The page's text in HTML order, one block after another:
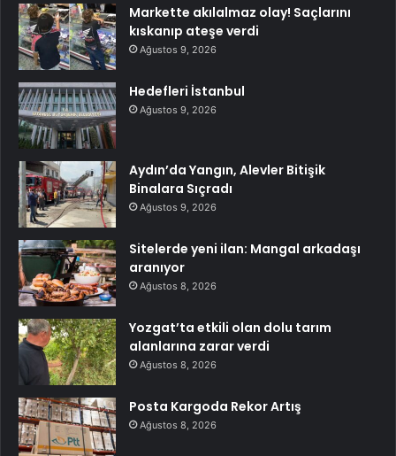
Markette akılalmaz olay! Saçlarını
kıskanıp ateşe verdi
Ağustos 9, 2026
Hedefleri İstanbul
Ağustos 9, 2026
Aydın’da Yangın, Alevler Bitişik
Binalara Sıçradı
Ağustos 9, 2026
Sitelerde yeni ilan: Mangal arkadaşı
aranıyor
Ağustos 8, 2026
Yozgat’ta etkili olan dolu tarım
alanlarına zarar verdi
Ağustos 8, 2026
Posta Kargoda Rekor Artış
Ağustos 8, 2026